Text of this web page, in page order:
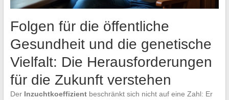
Folgen für die öffentliche
Gesundheit und die genetische
Vielfalt: Die Herausforderungen
für die Zukunft verstehen
Der Inzuchtkoeffizientbeschränkt sich nicht auf eine Zahl: Er